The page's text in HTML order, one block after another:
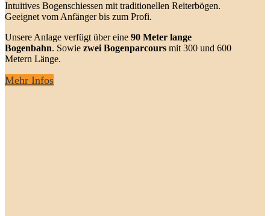
Intuitives Bogenschiessen mit traditionellen Reiterbögen.
Geeignet vom Anfänger bis zum Profi.
Unsere Anlage verfügt über eine 90 Meter lange
Bogenbahn. Sowie zwei Bogenparcours mit 300 und 600
Metern Länge.
Mehr Infos